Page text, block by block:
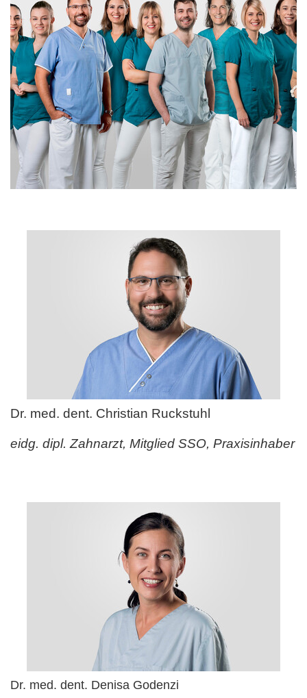
Dr. med. dent. Christian Ruckstuhl
eidg. dipl. Zahnarzt, Mitglied SSO, Praxisinhaber
Dr. med. dent. Denisa Godenzi